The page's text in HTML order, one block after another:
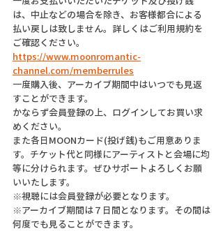
は、中止などの場合を除き、お客様都合による
払い戻しは致しません。詳しくはご利用規約を
ご確認ください。
https://www.moonromantic-
channel.com/memberrules
一度購入後、アーカイブ期間中はいつでも見返
すことができます。
かならず会員登録の上、ログインしてお買い求
めください。
また各日MOONカード(投げ銭)もご用意ありま
す。チケット代と同様にアーティストと会場に均
等に分けられます。ぜひサポートよろしくお願
いいたします。
※視聴には会員登録が必要となります。
※アーカイブ期間は７日間となります。その間は
何度でも見ることができます。